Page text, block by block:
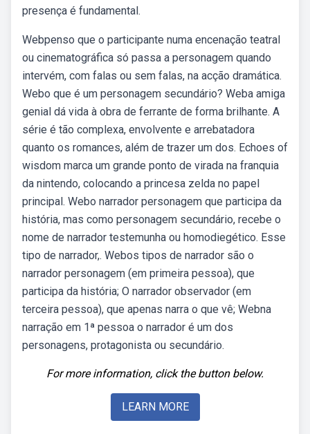
presença é fundamental.
Webpenso que o participante numa encenação teatral
ou cinematográfica só passa a personagem quando
intervém, com falas ou sem falas, na acção dramática.
Webo que é um personagem secundário? Weba amiga
genial dá vida à obra de ferrante de forma brilhante. A
série é tão complexa, envolvente e arrebatadora
quanto os romances, além de trazer um dos. Echoes of
wisdom marca um grande ponto de virada na franquia
da nintendo, colocando a princesa zelda no papel
principal. Webo narrador personagem que participa da
história, mas como personagem secundário, recebe o
nome de narrador testemunha ou homodiegético. Esse
tipo de narrador,. Webos tipos de narrador são o
narrador personagem (em primeira pessoa), que
participa da história; O narrador observador (em
terceira pessoa), que apenas narra o que vê; Webna
narração em 1ª pessoa o narrador é um dos
personagens, protagonista ou secundário.
For more information, click the button below.
LEARN MORE